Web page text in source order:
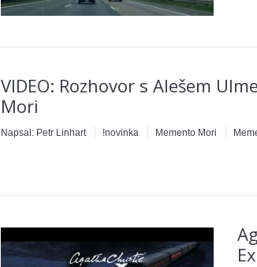
VIDEO: Rozhovor s Alešem
Mori
Napsal: Petr Linhart !novinka Memento Mori